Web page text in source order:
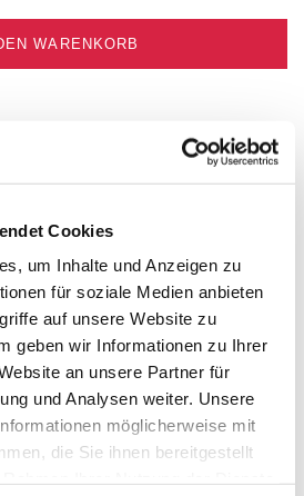
Cookies
um Inhalte und Anzeigen zu
für soziale Medien anbieten
auf unsere Website zu
geben wir Informationen zu Ihrer
an unsere Partner für
und Analysen weiter. Unsere
möglicherweise mit
die Sie ihnen bereitgestellt
WARENKORB